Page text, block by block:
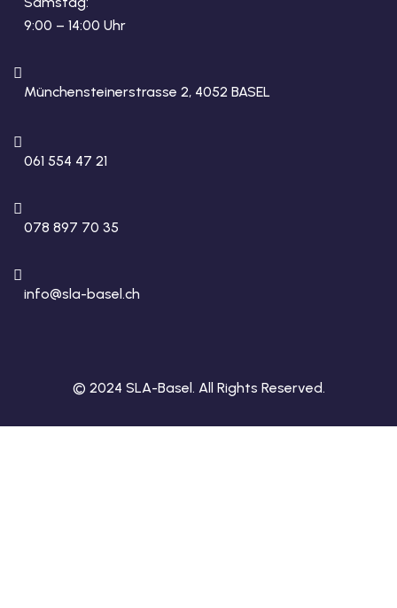
9:00 – 14:00 Uhr
Münchensteinerstrasse 2, 4052 BASEL
061 554 47 21
078 897 70 35
info@sla-basel.ch
© 2024 SLA-Basel. All Rights Reserved.​